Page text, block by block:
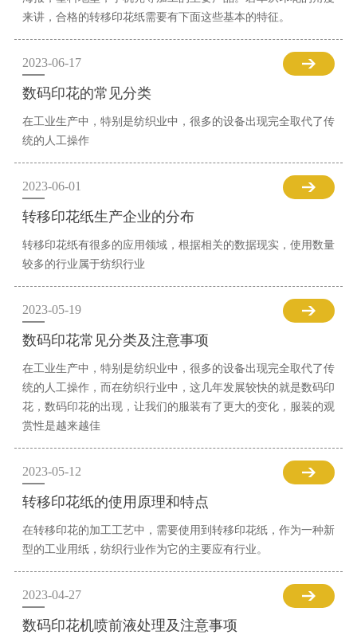
来讲，合格的转移印花纸需要有下面这些基本的特征。
2023-06-17
数码印花的常见分类
在工业生产中，特别是纺织业中，很多的设备出现完全取代了传
统的人工操作
2023-06-01
转移印花纸生产企业的分布
转移印花纸有很多的应用领域，根据相关的数据现实，使用数量
较多的行业属于纺织行业
2023-05-19
数码印花常见分类及注意事项
在工业生产中，特别是纺织业中，很多的设备出现完全取代了传
统的人工操作，而在纺织行业中，这几年发展较快的就是数码印
花，数码印花的出现，让我们的服装有了更大的变化，服装的观
赏性是越来越佳
2023-05-12
转移印花纸的使用原理和特点
在转移印花的加工工艺中，需要使用到转移印花纸，作为一种新
型的工业用纸，纺织行业作为它的主要应有行业。
2023-04-27
数码印花机喷前液处理及注意事项